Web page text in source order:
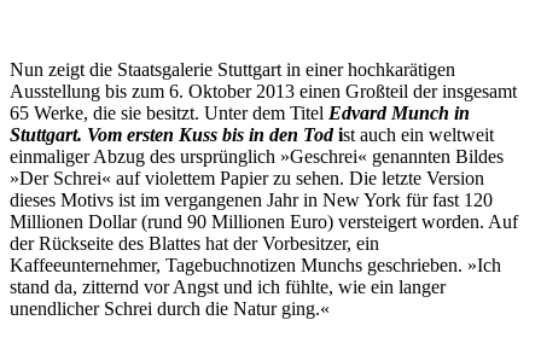
Nun zeigt die Staatsgalerie Stuttgart in einer hochkarätigen
Ausstellung bis zum 6. Oktober 2013 einen Großteil der insgesamt
65 Werke, die sie besitzt. Unter dem Titel Edvard Munch in
Stuttgart. Vom ersten Kuss bis in den Todist auch ein weltweit
einmaliger Abzug des ursprünglich »Geschrei« genannten Bildes
»Der Schrei« auf violettem Papier zu sehen. Die letzte Version
dieses Motivs ist im vergangenen Jahr in New York für fast 120
Millionen Dollar (rund 90 Millionen Euro) versteigert worden. Auf
der Rückseite des Blattes hat der Vorbesitzer, ein
Kaffeeunternehmer, Tagebuchnotizen Munchs geschrieben. »Ich
stand da, zitternd vor Angst und ich fühlte, wie ein langer
unendlicher Schrei durch die Natur ging.«